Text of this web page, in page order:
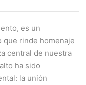
es un
que rinde homenaje
central de nuestra
ha sido
la unión